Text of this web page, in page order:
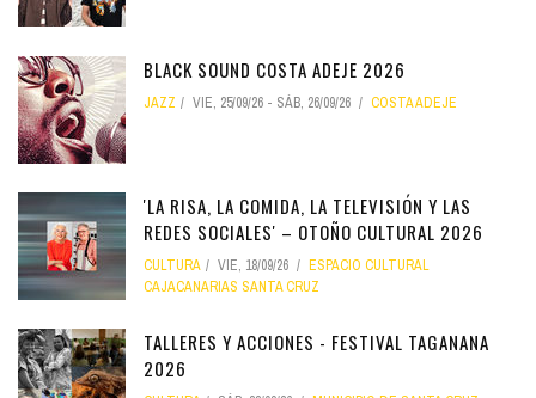
BLACK SOUND COSTA ADEJE 2026
JAZZ VIE, 25/09/26 - SÁB, 26/09/26 COSTA ADEJE
'LA RISA, LA COMIDA, LA TELEVISIÓN Y LAS
REDES SOCIALES' – OTOÑO CULTURAL 2026
CULTURA VIE, 18/09/26
ESPACIO CULTURAL
CAJACANARIAS SANTA CRUZ
TALLERES Y ACCIONES - FESTIVAL TAGANANA
2026